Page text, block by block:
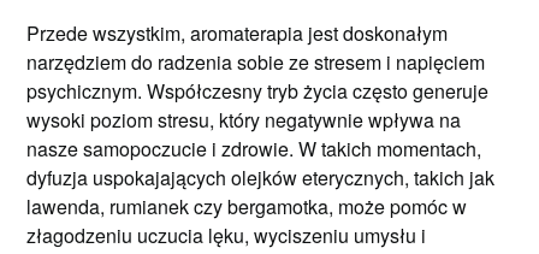
Przede wszystkim, aromaterapia jest doskonałym
narzędziem do radzenia sobie ze stresem i napięciem
psychicznym. Współczesny tryb życia często generuje
wysoki poziom stresu, który negatywnie wpływa na
nasze samopoczucie i zdrowie. W takich momentach,
dyfuzja uspokajających olejków eterycznych, takich jak
lawenda, rumianek czy bergamotka, może pomóc w
złagodzeniu uczucia lęku, wyciszeniu umysłu i